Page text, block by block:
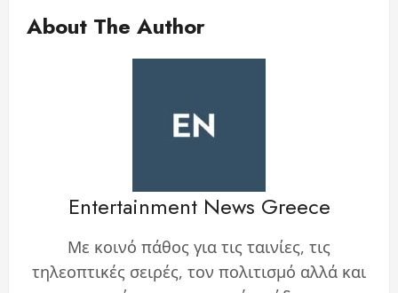
About The Author
Entertainment News Greece
Με κοινό πάθος για τις ταινίες, τις
τηλεοπτικές σειρές, τον πολιτισμό αλλά και